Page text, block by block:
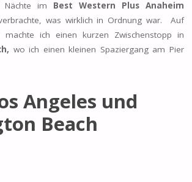
Nächte im Best Western Plus Anaheim
was wirklich in Ordnung war. Auf
ich einen kurzen Zwischenstopp in
wo ich einen kleinen Spaziergang am Pier
Angeles und
Beach